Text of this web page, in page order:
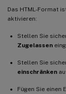
Das HTML-Format
aktivieren:
Stellen Sie
Zugelassen
Stellen Sie
einschränken
Fügen Sie einen